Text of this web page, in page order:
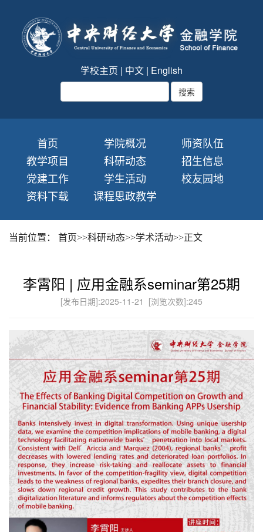
学校主页 | 中文 | English
首页 学院概况
师资队伍
教学项目
科研动态
招生信息
党建工作
学生活动
校友园地
资料下载
课程思政教学
当前位置： 首页>>科研动态>>学术活动>>正文
李霄阳 | 应用金融系seminar第25期
[发布日期]:2025-11-21 [浏览次数]:245